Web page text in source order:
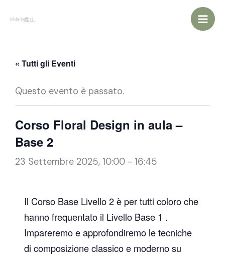
« Tutti gli Eventi
Questo evento è passato.
Corso Floral Design in aula –
Base 2
23 Settembre 2025, 10:00- 16:45
Il Corso Base Livello 2 è per tutti coloro che
hanno frequentato il Livello Base 1 .
Impareremo e approfondiremo le tecniche
di composizione classico e moderno su